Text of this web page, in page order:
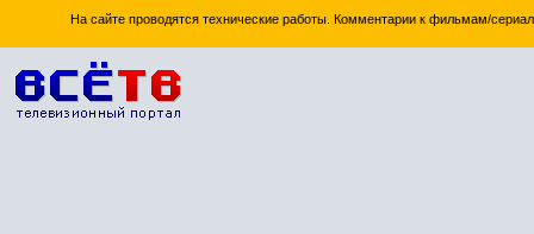
На сайте проводятся технические работы. Комментарии к фильмам/